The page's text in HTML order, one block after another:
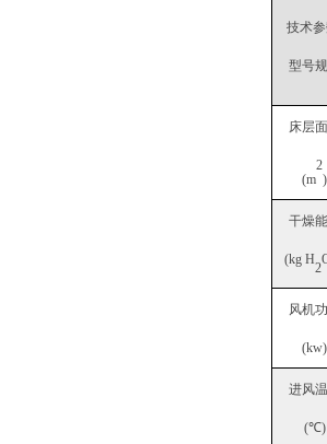
技术
型号
床层
(m
2
)
干燥
(kg H
2
风机
(kw)
进风
(℃)